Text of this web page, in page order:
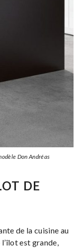
Don Andréas
DE
de la cuisine au
est grande,